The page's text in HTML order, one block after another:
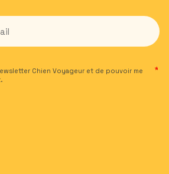
Chien Voyageur et de pouvoir me